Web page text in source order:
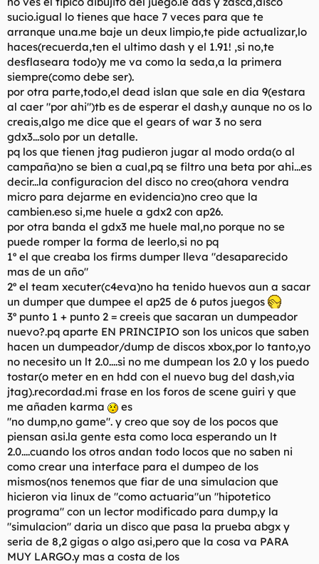
Y en cuanto a la PSP, la noticia de que iba a salir un nuevo
modelo por 100 pavitos me pilló en foros de segunda mano
buscando una 3000, fite tú, exclusivamente para emuladores.
Ahora lógicamente me espero a que salga este, porque el wifi
me importa tres mierdas.
sucio.igual lo tienes que hace 7 veces para que te
arranque una.me baje un deux limpio,te pide actualizar,lo
haces(recuerda,ten el ultimo dash y el 1.91! ,si no,te
desflaseara todo)y me va como la seda,a la primera
siempre(como debe ser).
por otra parte,todo,el dead islan que sale en dia 9(estara
al caer "por ahi")tb es de esperar el dash,y aunque no os lo
creais,algo me dice que el gears of war 3 no sera
gdx3...solo por un detalle.
pq los que tienen jtag pudieron jugar al modo orda(o al
campaña)no se bien a cual,pq se filtro una beta por ahi...es
decir...la configuracion del disco no creo(ahora vendra
micro para dejarme en evidencia)no creo que la
cambien.eso si,me huele a gdx2 con ap26.
por otra banda el gdx3 me huele mal,no porque no se
puede romper la forma de leerlo,si no pq
1º el que creaba los firms dumper lleva "desaparecido
mas de un año"
2º el team xecuter(c4eva)no ha tenido huevos aun a sacar
un dumper que dumpee el ap25 de 6 putos juegos
3º punto 1 + punto 2 = creeis que sacaran un dumpeador
nuevo?.pq aparte EN PRINCIPIO son los unicos que saben
hacen un dumpeador/dump de discos xbox,por lo tanto,yo
no necesito un lt 2.0....si no me dumpean los 2.0 y los puedo
tostar(o meter en en hdd con el nuevo bug del dash,via
jtag).recordad.mi frase en los foros de scene guiri y que
me añaden karma
es
"no dump,no game". y creo que soy de los pocos que
piensan asi.la gente esta como loca esperando un lt
2.0....cuando los otros andan todo locos que no saben ni
como crear una interface para el dumpeo de los
mismos(nos tenemos que fiar de una simulacion que
hicieron via linux de "como actuaria"un "hipotetico
programa" con un lector modificado para dump,y la
"simulacion" daria un disco que pasa la prueba abgx y
seria de 8,2 gigas o algo asi,pero que la cosa va PARA
MUY LARGO.y mas a costa de los